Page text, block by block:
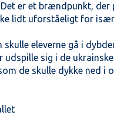
er et brændpunkt,
lidt uforståeligt for
eleverne gå i
sig i de
de skulle dykke ned